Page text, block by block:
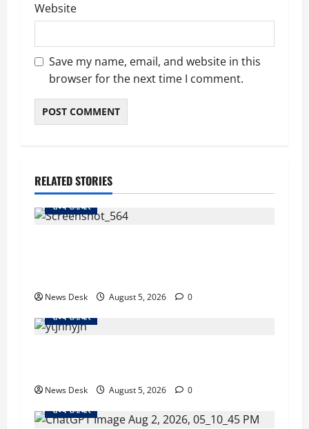
Website
Save my name, email, and website in this
browser for the next time I comment.
RELATED STORIES
राज्य समाचार
News Desk August 5, 2026
0
राज्य समाचार
News Desk August 5, 2026
0
राज्य समाचार